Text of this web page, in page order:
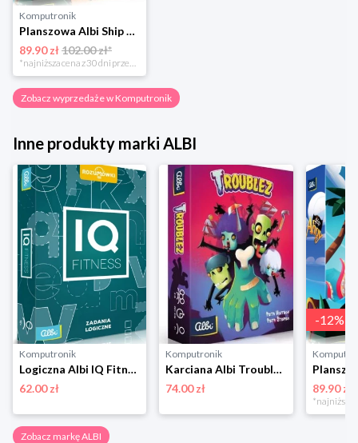
Komputronik
Planszowa Albi Ship Ahoy
89.90 zł102.00 zł*
*najniższa cena z 30 dni przed obniżką
Zobacz wyprzedaże w Komputronik
Inne produkty marki ALBI
Komputronik
Logiczna Albi IQ Fitness Zadania logiczne
62.00 zł
Komputronik
Karciana Albi TroubleZ
74.00 zł
-12%
89.90 zł
Zobacz markę ALBI